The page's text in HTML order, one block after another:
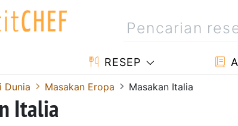
RESEP
Dunia Masakan Eropa Masakan Italia
Italia